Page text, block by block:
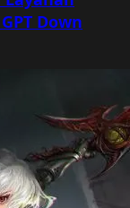
Down